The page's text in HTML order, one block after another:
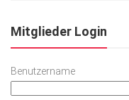
Mitglieder Login
Benutzername